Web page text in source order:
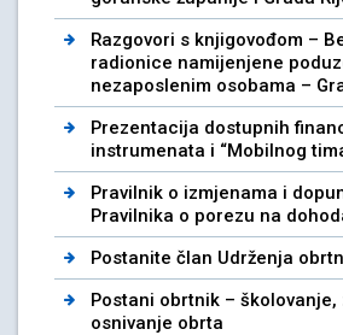
Razgovori s knjigovođom –
radionice namijenjene
nezaposlenim osobama –
Prezentacija dostupnih
instrumenata i “Mobilnog
Pravilnik o izmjenama i
Pravilnika o porezu na
Postanite član Udrženja
Postani obrtnik – školovanje,
osnivanje obrta